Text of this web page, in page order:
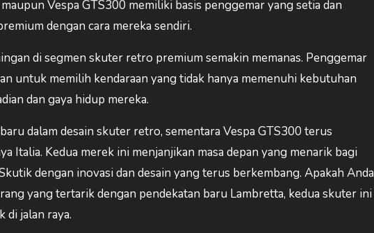
Vespa GTS300 memiliki basis penggemar yang setia dan
dengan cara mereka sendiri.
di segmen skuter retro premium semakin memanas. Penggemar
untuk memilih kendaraan yang tidak hanya memenuhi kebutuhan
dan gaya hidup mereka.
dalam desain skuter retro, sementara Vespa GTS300 terus
Italia. Kedua merek ini menjanjikan masa depan yang menarik bagi
dengan inovasi dan desain yang terus berkembang. Apakah Anda
yang tertarik dengan pendekatan baru Lambretta, kedua skuter ini
di jalan raya.